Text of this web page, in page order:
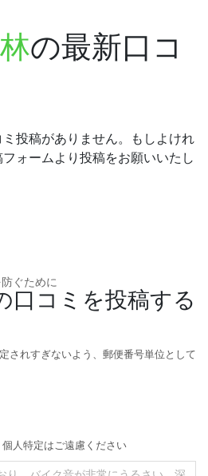
の最新口コ
投稿がありません。もしよけれ
ォームより投稿をお願いいたし
ぐために
口コミを投稿する
されすぎないよう、郵便番号単位として
人特定はご遠慮ください